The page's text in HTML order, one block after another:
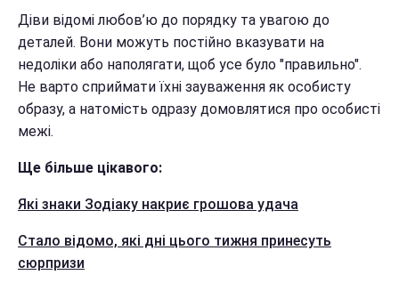
Діви відомі любов’ю до порядку та увагою до
деталей. Вони можуть постійно вказувати на
недоліки або наполягати, щоб усе було "правильно".
Не варто сприймати їхні зауваження як особисту
образу, а натомість одразу домовлятися про особисті
межі.
Ще більше цікавого:
Які знаки Зодіаку накриє грошова удача
Стало відомо, які дні цього тижня принесуть
сюрпризи